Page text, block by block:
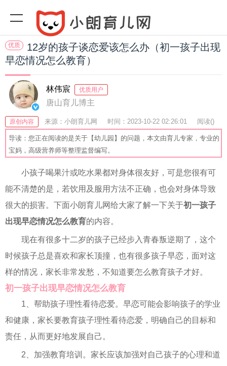
优质
12岁的孩子谈恋爱该怎么办（初一孩子出现
早恋情况怎么教育）
林伟宸 优质用户
唐山育儿博主
原创内容 来源：小朗育儿网 时间：2023-10-22 02:26:01 阅读()
收藏：33 分享：71 爆
导读：您正在阅读的是关于【幼儿园】的问题，本文由育儿专家，专业的
宝妈，高级营养师等整理监督编写。
小孩子喝果汁或吃水果都对身体很友好，可是您很有可
能不清楚的是，若饮用及服用方法不正确，也会对身体导致
很大的损害。下面小朗育儿网给大家了解一下关于初一孩子
出现早恋情况怎么教育的内容。
现在有很多十二岁的孩子已经步入青春叛逆期了，这个
时候孩子总是喜欢和家长顶撞，也有很多孩子早恋，面对这
样的情况，家长非常发愁，不知道要怎么教育孩子才好。
初一孩子出现早恋情况怎么教育
1、帮助孩子理性看待恋爱。早恋可能会影响孩子的学业
和健康，家长要教育孩子理性看待恋爱，明确自己的目标和
责任，从而更好地发展自己。
2、加强教育培训。家长应该加强对自己孩子的心理和道